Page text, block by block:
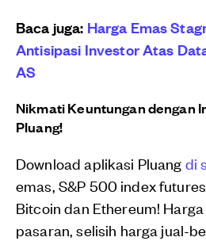
Baca juga: Harga Emas
Antisipasi Investor Atas
AS
Nikmati Keuntungan dengan
Pluang!
Download aplikasi Pluang di
emas, S&P 500 index
Bitcoin dan Ethereum!
pasaran, selisih harga jual-